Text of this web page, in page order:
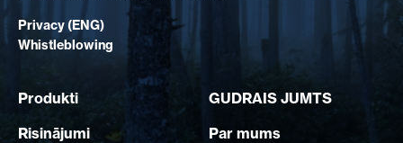
Privacy (ENG)
Whistleblowing
Produkti
GUDRAIS JUMTS
Risinājumi
Par mums